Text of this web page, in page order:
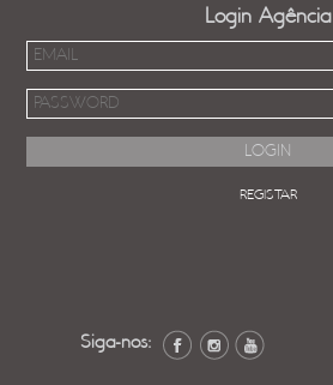
Login Agência
REGISTAR
Siga-nos: